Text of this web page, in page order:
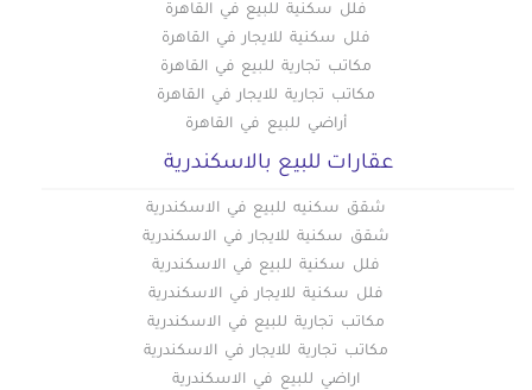
فلل سكنية للبيع في القاهرة
فلل سكنية للايجار في القاهرة
مكاتب تجارية للبيع في القاهرة
مكاتب تجارية للايجار في القاهرة
أراضي للبيع في القاهرة
عقارات للبيع بالاسكندرية
شقق سكنيه للبيع في الاسكندرية
شقق سكنية للايجار في الاسكندرية
فلل سكنية للبيع في الاسكندرية
فلل سكنية للايجار في الاسكندرية
مكاتب تجارية للبيع في الاسكندرية
مكاتب تجارية للايجار في الاسكندرية
اراضي للبيع في الاسكندرية